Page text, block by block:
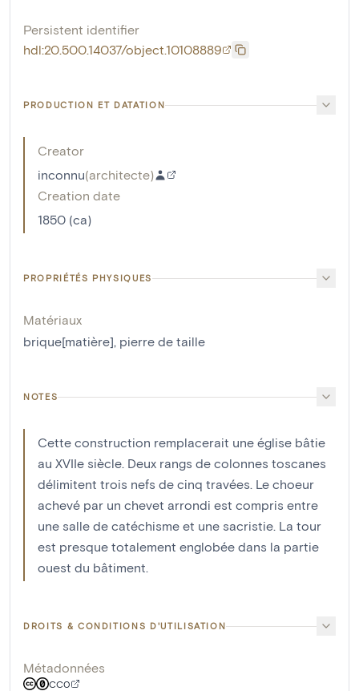
Persistent identifier
hdl:20.500.14037/object.10108889
PRODUCTION ET DATATION
Creator
inconnu(architecte)
Creation date
1850 (ca)
PROPRIÉTÉS PHYSIQUES
Matériaux
brique[matière], pierre de taille
NOTES
Cette construction remplacerait une église bâtie
au XVIIe siècle. Deux rangs de colonnes toscanes
délimitent trois nefs de cinq travées. Le choeur
achevé par un chevet arrondi est compris entre
une salle de catéchisme et une sacristie. La tour
est presque totalement englobée dans la partie
ouest du bâtiment.
DROITS & CONDITIONS D'UTILISATION
Métadonnées
CC0